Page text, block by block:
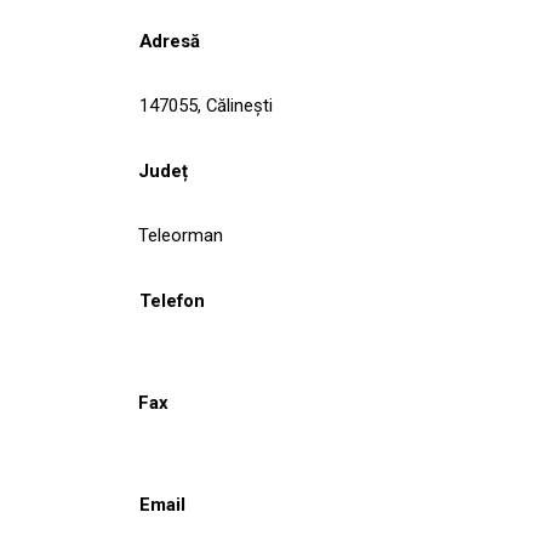
Adresă
147055, Călineşti
Județ
Teleorman
Telefon
Fax
Email